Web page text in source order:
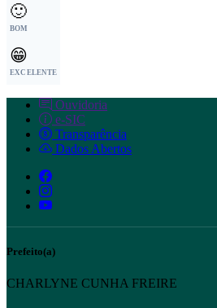
🙂
BOM
😁
EXCELENTE
Ouvidoria
e-SIC
Transparência
Dados Abertos
Prefeito(a)
CHARLYNE CUNHA FREIRE